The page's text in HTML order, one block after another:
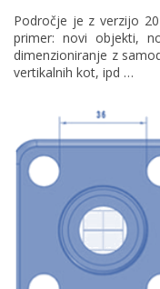
Področje je z verzijo
primer: novi objekti,
dimenzioniranje z
vertikalnih kot, ipd …